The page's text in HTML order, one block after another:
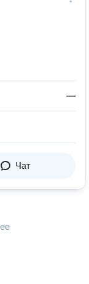
—
Чат